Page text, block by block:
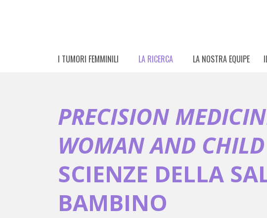
I TUMORI FEMMINILI LA RICERCA LA NOSTRA EQUIPE
PRECISION
WOMAN AND
SCIENZE DELLA
BAMBINO